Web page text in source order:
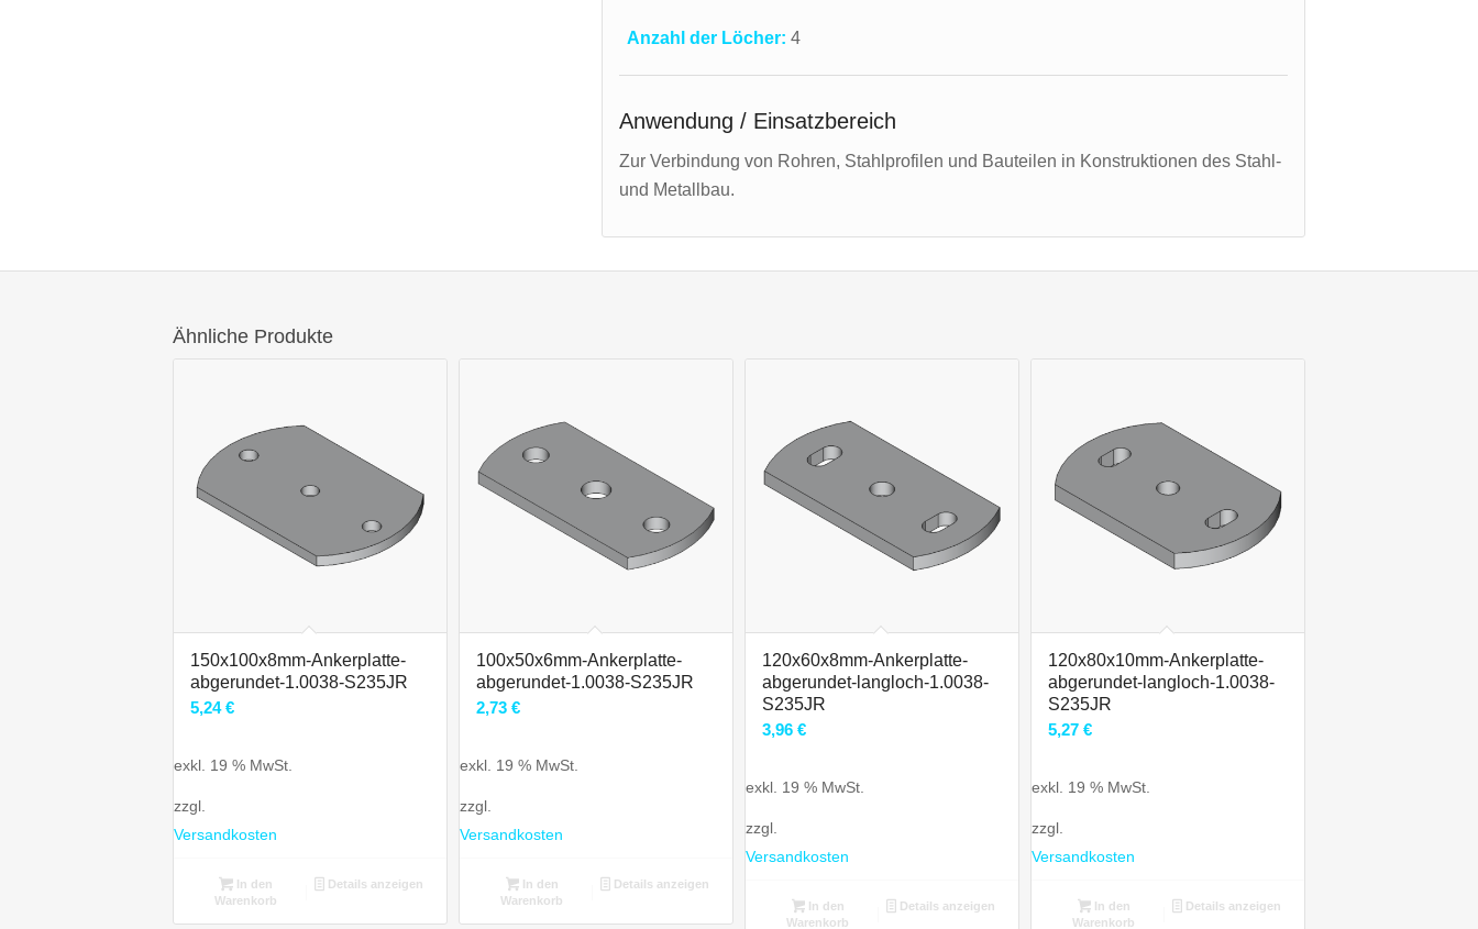
Anzahl der Löcher: 4
Anwendung / Einsatzbereich
Zur Verbindung von Rohren, Stahlprofilen und Bauteilen in Konstruktionen des Stahl-
und Metallbau.
Ähnliche Produkte
150x100x8mm-Ankerplatte-
abgerundet-1.0038-S235JR
5,24€
exkl. 19 % MwSt.
zzgl.
Versandkosten
In den
Warenkorb
Details anzeigen
100x50x6mm-Ankerplatte-
abgerundet-1.0038-S235JR
2,73€
exkl. 19 % MwSt.
zzgl.
Versandkosten
In den
Warenkorb
Details anzeigen
120x60x8mm-Ankerplatte-
abgerundet-langloch-1.0038-
S235JR
3,96€
exkl. 19 % MwSt.
zzgl.
Versandkosten
In den
Warenkorb
Details anzeigen
120x80x10mm-Ankerplatte-
abgerundet-langloch-1.0038-
S235JR
5,27€
exkl. 19 % MwSt.
zzgl.
Versandkosten
In den
Warenkorb
Details anzeigen